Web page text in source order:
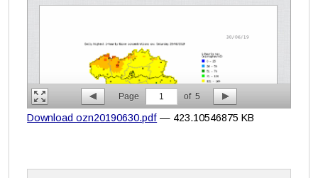
Page 1 of 5
Download ozn20190630.pdf — 423.10546875 KB